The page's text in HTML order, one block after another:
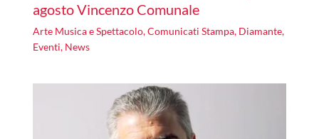
agosto Vincenzo Comunale
Arte Musica e Spettacolo,Comunicati Stampa, Diamante,
Eventi, News